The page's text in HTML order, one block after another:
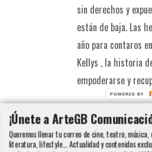
sin derechos y
están de baja. Las
año para contaros
Kellys , la historia
empoderarse y
¡Únete a ArteGB
Queremos llenar tu correo de cine, teatro,
literatura, lifestyle... Actualidad y contenidos
POWERED BY